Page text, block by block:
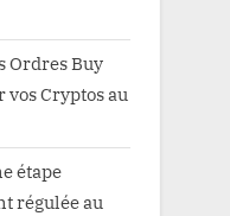
Ordres Buy
Cryptos au
étape
régulée au